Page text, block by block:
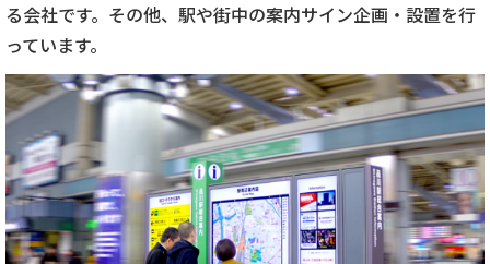
る会社です。その他、駅や街中の案内サイン企画・設置を行
っています。